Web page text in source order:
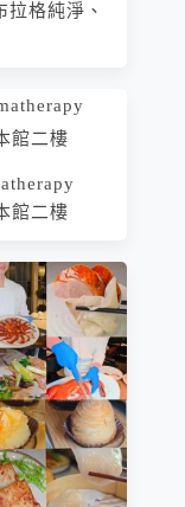
拉格純淨、
館二樓